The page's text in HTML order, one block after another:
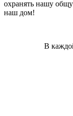
охранять нашу
наш дом!
В
Даже в
В полевом
Всюду